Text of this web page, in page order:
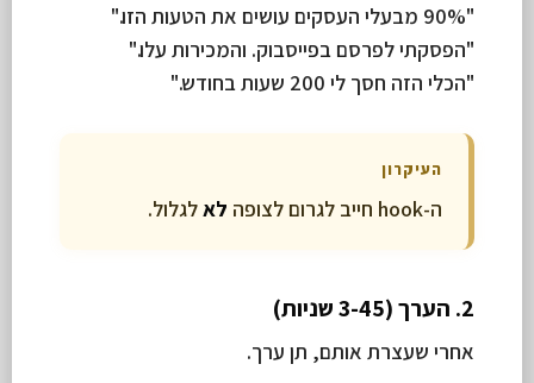
"90% מבעלי העסקים עושים את הטעות הזו."
"הפסקתי לפרסם בפייסבוק. והמכירות עלו."
"הכלי הזה חסך לי 200 שעות בחודש."
העיקרון
ה-hook חייב לגרום לצופה לאלגלול.
2. הערך (3-45 שניות)
אחרי שעצרת אותם, תן ערך.